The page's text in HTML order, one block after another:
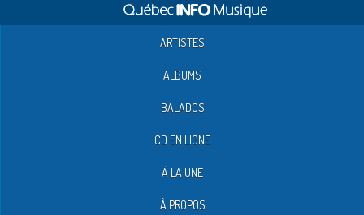
ARTISTES
ALBUMS
BALADOS
CD EN LIGNE
À LA UNE
À PROPOS